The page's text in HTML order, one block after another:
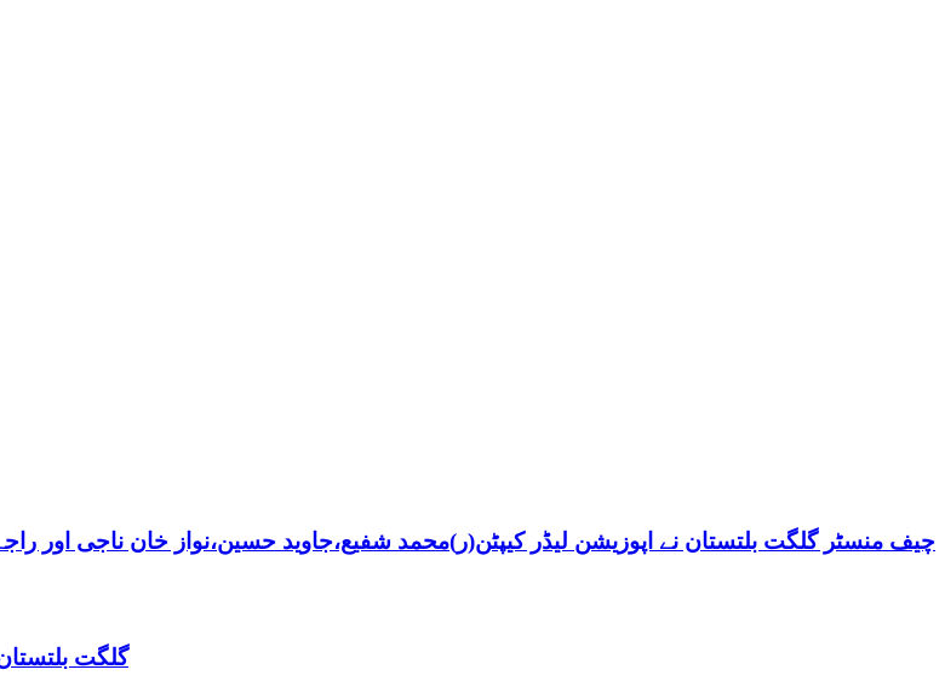
چیف منسٹر گلگت بلتستان نے اپوزیشن لیڈر کیپٹن(ر)محمد شفیع،جاوید حسین،نواز خان ناجی اور
گلگت بلتستان، بجلی صارفین30کروڈ